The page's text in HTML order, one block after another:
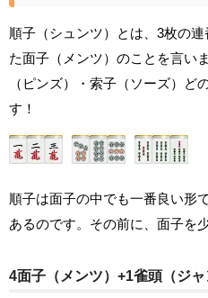
順子（シュンツ）とは、3枚の
た面子（メンツ）のことを言い
（ピンズ）・索子（ソーズ）ど
す！
順子は面子の中でも一番良い形
あるのです。その前に、面子を
4面子（メンツ）+1雀頭（ジャ